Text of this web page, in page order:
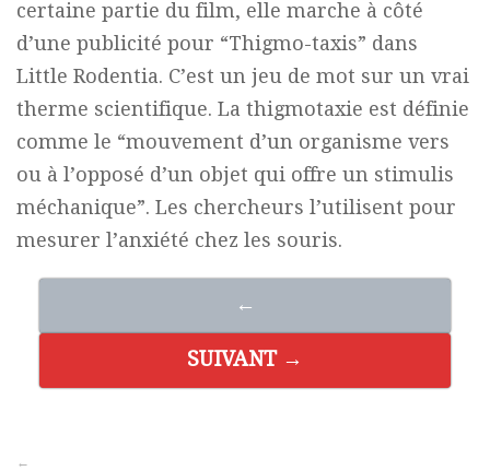
certaine partie du film, elle marche à côté
d’une publicité pour “Thigmo-taxis” dans
Little Rodentia. C’est un jeu de mot sur un vrai
therme scientifique. La thigmotaxie est définie
comme le “mouvement d’un organisme vers
ou à l’opposé d’un objet qui offre un stimulis
méchanique”. Les chercheurs l’utilisent pour
mesurer l’anxiété chez les souris.
←
SUIVANT →
←